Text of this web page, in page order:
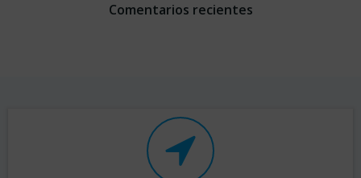
Comentarios recientes